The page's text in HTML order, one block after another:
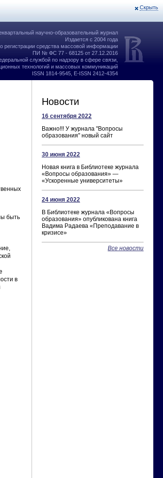
Скрыть
научно-образовательный журнал
Издается с 2004 года
регистрации средства массовой информации
ПИ № ФС 77 - 68125 от 27.12.2016
службой по надзору в сфере связи,
технологий и массовых коммуникаций
ISSN 1814-9545, E-ISSN 2412-4354
быть
в
Новости
16 сентября 2022
Важно!!! У журнала "Вопросы
образования" новый сайт
30 июня 2022
Новая книга в Библиотеке журнала
«Вопросы образования» —
«Ускоренные университеты»
24 июня 2022
В Библиотеке журнала «Вопросы
образования» опубликована книга
Вадима Радаева «Преподавание в
кризисе»
Все новости